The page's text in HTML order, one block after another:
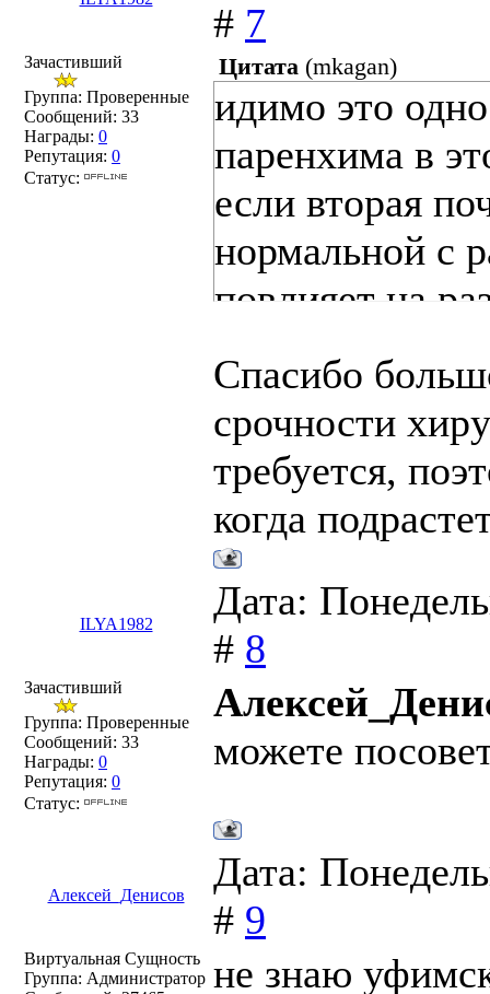
# 7
Зачастивший
Группа: Проверенные
Сообщений: 33
Награды: 0
Репутация: 0
Статус:
Цитата (mkagan)
идимо это
паренхима в
если вторая
нормальной с
повлияет на
течение
этой здоровой
обычной
через 30-40
клубочковая
Удалять
случаев не
(надо знать
1,5-2 эта
отмирают
Но следить по
3 месяца, т.к.
причиной
Спасибо
срочности
требуется,
когда
ILYA1982
Дата:
# 8
Зачастивший
Группа: Проверенные
Сообщений: 33
Награды: 0
Репутация: 0
Статус:
можете
Алексей_Денисов
Дата:
# 9
Виртуальная Сущность
Группа: Администратор не знаю